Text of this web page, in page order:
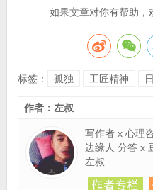
如果文章对你有帮助，
标签： 孤独 工匠精神
作者：左叔
写作者 x 心理
边缘人 分答 x
左叔